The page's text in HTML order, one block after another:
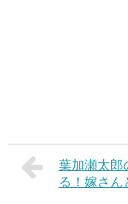
葉加瀬太郎
る！嫁さん